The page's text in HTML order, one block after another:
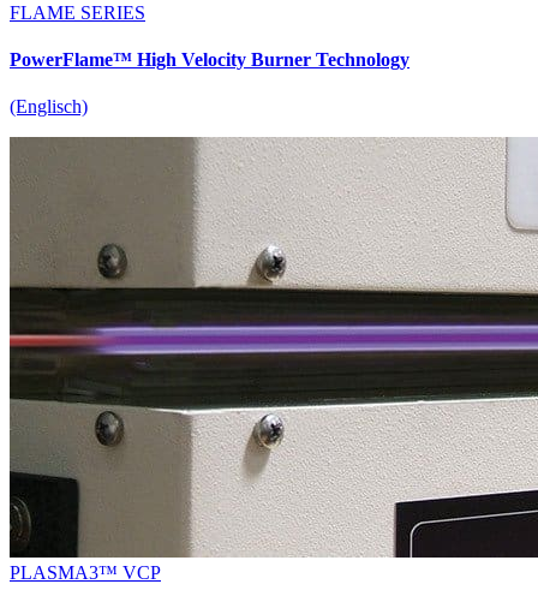
FLAME SERIES
PowerFlame™ High Velocity Burner Technology
(Englisch)
PLASMA3™ VCP